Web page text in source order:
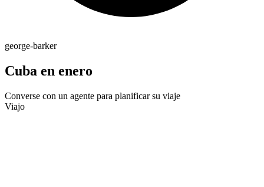
george-barker
Cuba en enero
Converse con un agente para planificar su viaje
Viajo